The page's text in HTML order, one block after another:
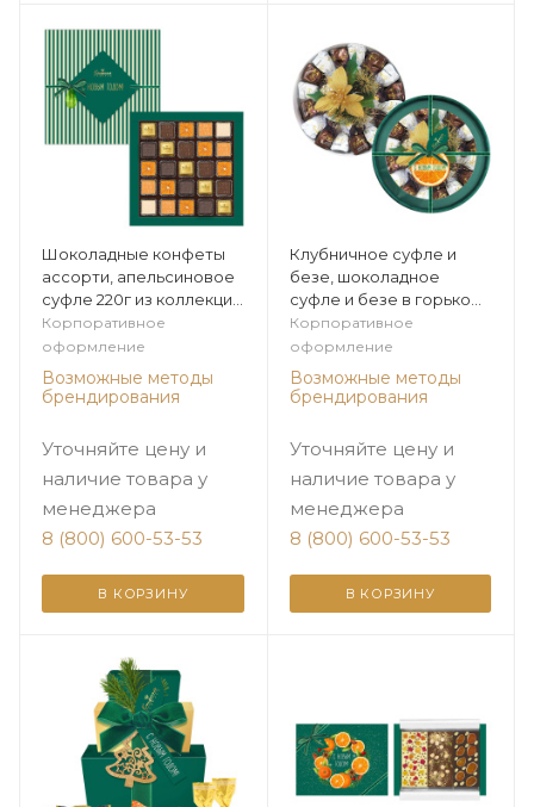
Шоколадные конфеты
ассорти, апельсиновое
суфле 220г из коллекции
Цитрусовая зима
Корпоративное
оформление
Возможные методы
брендирования
Уточняйте цену и
наличие товара у
менеджера
8 (800) 600-53-53
В КОРЗИНУ
Клубничное суфле и
безе, шоколадное
суфле и безе в горьком
шоколаде 230г из
коллекции Цитрусовая
зима
Корпоративное
оформление
Возможные методы
брендирования
Уточняйте цену и
наличие товара у
менеджера
8 (800) 600-53-53
В КОРЗИНУ